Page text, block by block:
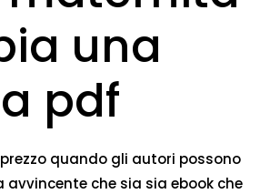
una
pdf
quando gli autori possono
avvincente che sia sia ebook che